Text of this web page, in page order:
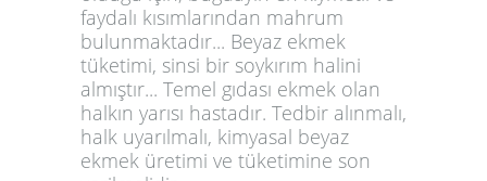
faydalı kısımlarından mahrum
bulunmaktadır... Beyaz ekmek
tüketimi, sinsi bir soykırım halini
almıştır... Temel gıdası ekmek olan
halkın yarısı hastadır. Tedbir alınmalı,
halk uyarılmalı, kimyasal beyaz
ekmek üretimi ve tüketimine son